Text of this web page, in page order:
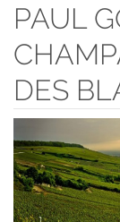
PAUL
DES